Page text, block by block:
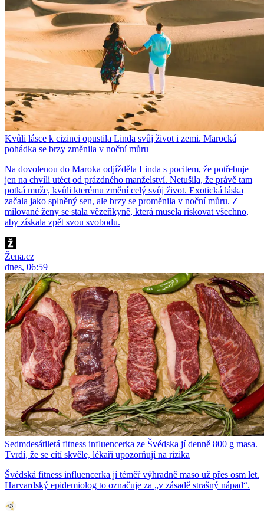
Kvůli lásce k cizinci opustila Linda svůj život i zemi. Marocká
pohádka se brzy změnila v noční můru
Na dovolenou do Maroka odjížděla Linda s pocitem, že potřebuje
jen na chvíli utéct od prázdného manželství. Netušila, že právě tam
potká muže, kvůli kterému změní celý svůj život. Exotická láska
začala jako splněný sen, ale brzy se proměnila v noční můru. Z
milované ženy se stala vězeňkyně, která musela riskovat všechno,
aby získala zpět svou svobodu.
Žena.cz
dnes, 06:59
Sedmdesátiletá fitness influencerka ze Švédska jí denně 800 g masa.
Tvrdí, že se cítí skvěle, lékaři upozorňují na rizika
Švédská fitness influencerka jí téměř výhradně maso už přes osm let.
Harvardský epidemiolog to označuje za „v zásadě strašný nápad“.